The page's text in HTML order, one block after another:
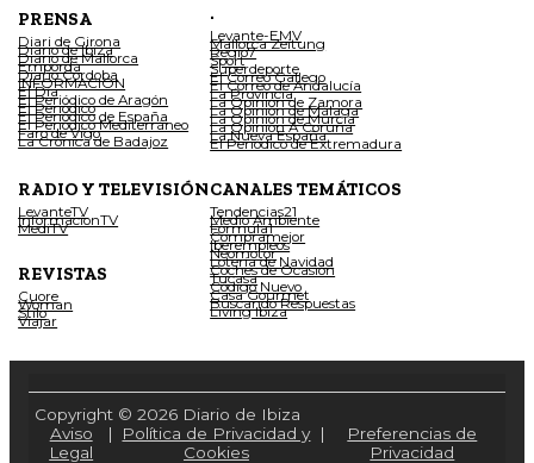
PRENSA
Diari de Girona
Diario de Ibiza
Diario de Mallorca
Empordà
Diario Córdoba
INFORMACIÓN
El Día
El Periódico de Aragón
El Periódico
El Periódico de España
El Periódico Mediterráneo
Faro de Vigo
La Crónica de Badajoz
.
Levante-EMV
Mallorca Zeitung
Regio7
Sport
Superdeporte
El Correo Gallego
El Correo de Andalucía
La Provincia
La Opinión de Zamora
La Opinión de Málaga
La Opinión de Murcia
La Opinión A Coruña
La Nueva España
El Periódico de Extremadura
RADIO Y TELEVISIÓN
LevanteTV
InformacionTV
MediTV
REVISTAS
Cuore
Woman
Stilo
Viajar
CANALES TEMÁTICOS
Tendencias21
Medio Ambiente
Fórmula1
Compramejor
Iberempleos
Neomotor
Lotería de Navidad
Coches de Ocasión
Tucasa
Código Nuevo
Casa Gourmet
Buscando Respuestas
Living Ibiza
Copyright © 2026 Diario de Ibiza
Aviso
Legal
|
Política de Privacidad y
Cookies
|
Preferencias de
Privacidad